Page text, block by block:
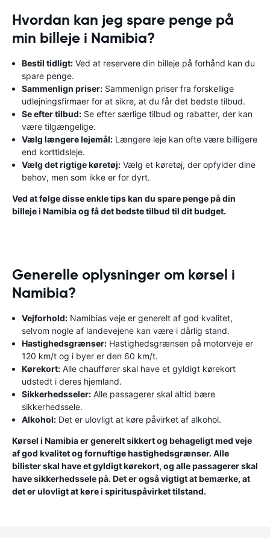
Hvordan kan jeg spare penge på
min billeje i Namibia?
Bestil tidligt: Ved at reservere din billeje på forhånd kan du
spare penge.
Sammenlign priser: Sammenlign priser fra forskellige
udlejningsfirmaer for at sikre, at du får det bedste tilbud.
Se efter tilbud: Se efter særlige tilbud og rabatter, der kan
være tilgængelige.
Vælg længere lejemål: Længere leje kan ofte være billigere
end korttidsleje.
Vælg det rigtige køretøj: Vælg et køretøj, der opfylder dine
behov, men som ikke er for dyrt.
Ved at følge disse enkle tips kan du spare penge på din
billeje i Namibia og få det bedste tilbud til dit budget.
Generelle oplysninger om kørsel i
Namibia?
Vejforhold: Namibias veje er generelt af god kvalitet,
selvom nogle af landevejene kan være i dårlig stand.
Hastighedsgrænser: Hastighedsgrænsen på motorveje er
120 km/t og i byer er den 60 km/t.
Kørekort: Alle chauffører skal have et gyldigt kørekort
udstedt i deres hjemland.
Sikkerhedsseler: Alle passagerer skal altid bære
sikkerhedssele.
Alkohol: Det er ulovligt at køre påvirket af alkohol.
Kørsel i Namibia er generelt sikkert og behageligt med veje
af god kvalitet og fornuftige hastighedsgrænser. Alle
bilister skal have et gyldigt kørekort, og alle passagerer skal
have sikkerhedssele på. Det er også vigtigt at bemærke, at
det er ulovligt at køre i spirituspåvirket tilstand.